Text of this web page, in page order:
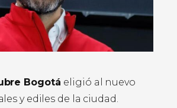
Bogotá eligió al nuevo
y ediles de la ciudad.